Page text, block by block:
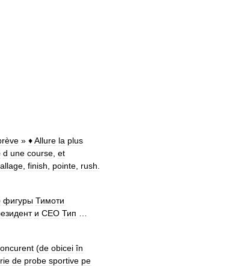
» ♦Allure la plus
d une course et
finish pointe rush
фигуры Тимоти
и CEO Тип
(de obicei în
de probe sportive pe